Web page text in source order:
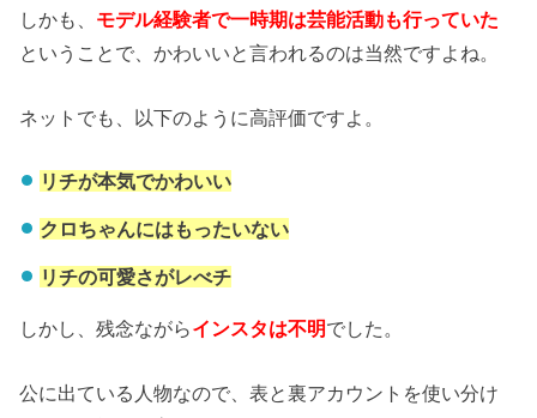
しかも、 モデル経験者で一時期は芸能活動も行っていた
ということで、かわいいと言われるのは当然ですよね。
ネットでも、以下のように高評価ですよ。
リチが本気でかわいい
クロちゃんにはもったいない
リチの可愛さがレべチ
しかし、残念ながらインスタは不明でした。
公に出ている人物なので、表と裏アカウントを使い分け